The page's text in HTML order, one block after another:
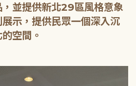
並提供新北29區風格意象
示，提供民眾一個深入沉
空間。